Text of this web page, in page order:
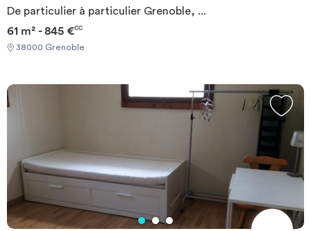
De particulier à particulier Grenoble, ...
61 m² - 845 €CC
38000 Grenoble